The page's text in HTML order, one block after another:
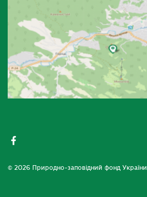
© 2026 Природно-заповідний фонд України